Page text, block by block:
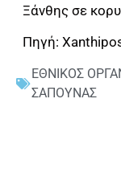
Ξάνθης σε
Πηγή:
ΕΘΝΙΚΟΣ
ΣΑΠΟΥΝΑΣ